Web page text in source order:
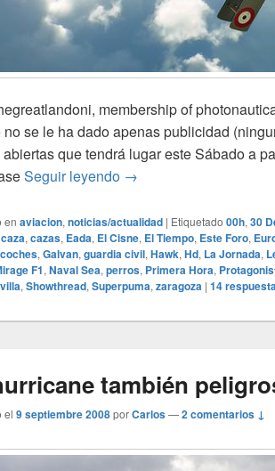
membership of
no se le ha dado apenas publicidad
que tendrá lugar este Sábado a
Seguir leyendo Puertas Abiertas en la
→
en aviacion,noticias/actualidad | Etiquetado 00h,30
caza,cazas, Eada, El Cisne, El Tiempo, Este Foro,
,Galvan,guardia civil,Hawk,Hd, La Jornada,
F1,Naval Sea,perros, Primera Hora,
,Showthread,Superpuma,zaragoza | 14
también
el 9 septiembre 2008porCarlos—2 comentarios ↓